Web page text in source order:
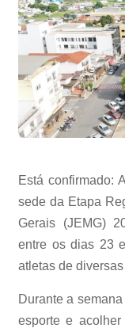
Está confirmado:
sede da Etapa
Gerais (JEMG)
entre os dias 23
atletas de
Durante a
esporte e